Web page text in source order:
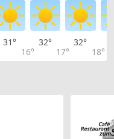
31°
16°
32°
17°
32°
18°